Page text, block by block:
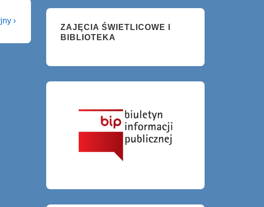
›
ZAJĘCIA ŚWIETLICOWE I
BIBLIOTEKA